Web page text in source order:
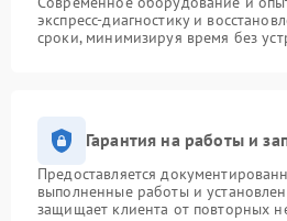
экспресс-диагностику и
сроки, минимизируя время без
Гарантия на работы и
Предоставляется
выполненные работы и
защищает клиента от повторных